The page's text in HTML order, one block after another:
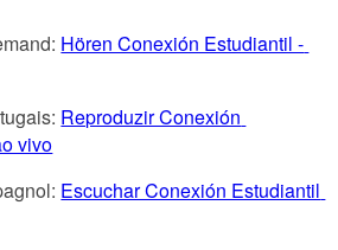
Hören Conexión Estudiantil -
Reproduzir Conexión
vivo
Escuchar Conexión Estudiantil